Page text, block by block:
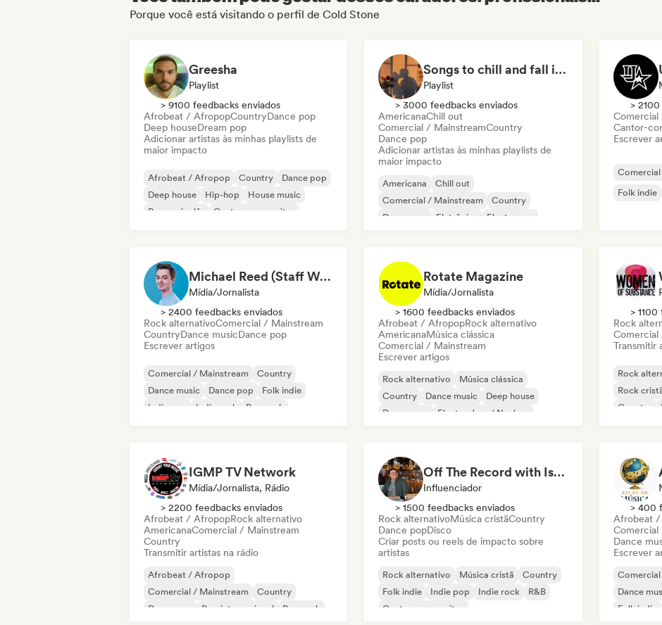
Porque você está visitando o perfil de Cold Stone
Greesha
Playlist
> 9100 feedbacks enviados
Afrobeat / AfropopCountryDance pop
Deep houseDream pop
Adicionar artistas às minhas playlists de
maior impacto
Afrobeat / Afropop Country
Dance pop
Deep house
Hip-hop
House music
Rap em inglês
Cantor-compositor
Songs to chill and fall in love
Playlist
> 3000 feedbacks enviados
AmericanaChill out
Comercial / MainstreamCountry
Dance pop
Adicionar artistas às minhas playlists de
maior impacto
Americana
Chill out
Comercial / Mainstream
Country
Dance pop
Eletrônica
Electropop
>
Comercial
Cantor-
Escrever
Folk indie
Michael Reed (Staff Writer at Indie Boulevard / Curator)
Mídia/Jornalista
> 2400 feedbacks enviados
Rock alternativoComercial / Mainstream
CountryDance musicDance pop
Escrever artigos
Comercial / Mainstream
Country
Dance music
Dance pop
Folk indie
Indie pop
Indie rock Pop rock
Rotate Magazine
Mídia/Jornalista
> 1600 feedbacks enviados
Afrobeat / AfropopRock alternativo
AmericanaMúsica clássica
Comercial / Mainstream
Escrever artigos
Rock alternativo
Música clássica
Country
Dance music
Deep house
Dream pop
Electro Jazz / Nu Jazz
>
Rock
Comercial
Transmitir
Rock
Rock
Country
IGMP TV Network
Mídia/Jornalista, Rádio
> 2200 feedbacks enviados
Afrobeat / AfropopRock alternativo
AmericanaComercial / Mainstream
Country
Transmitir artistas na rádio
Afrobeat / Afropop
Comercial / Mainstream
Country
Dance pop
Pop internacional
Pop rock
Off The Record with Isaiah
Influenciador
> 1500 feedbacks enviados
Rock alternativoMúsica cristãCountry
Dance popDisco
Criar posts ou reels de impacto sobre
artistas
Rock alternativo Música cristã
Country
Folk indie
Indie pop Indie rock
R&B
Cantor-compositor
> 400
Afrobeat
Comercial
Dance
Escrever
Dance
Folk indie